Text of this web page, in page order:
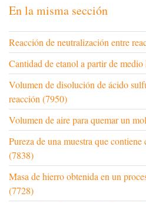
En la misma sección
Reacción de neutralización entre
Cantidad de etanol a partir de
Volumen de disolución de ácido
reacción (7950)
Volumen de aire para quemar un
Pureza de una muestra que
(7838)
Masa de hierro obtenida en un
(7728)